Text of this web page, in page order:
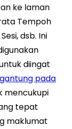
ke laman
Tempoh
dsb. Ini
diingat
pada
mencukupi
tepat
maklumat